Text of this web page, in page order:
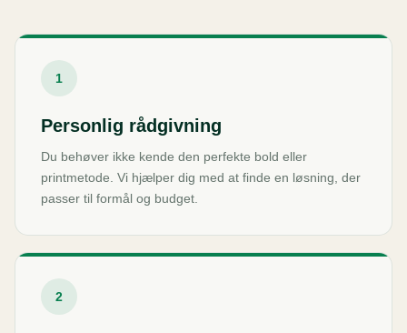
1
Personlig rådgivning
Du behøver ikke kende den perfekte bold eller
printmetode. Vi hjælper dig med at finde en løsning, der
passer til formål og budget.
2